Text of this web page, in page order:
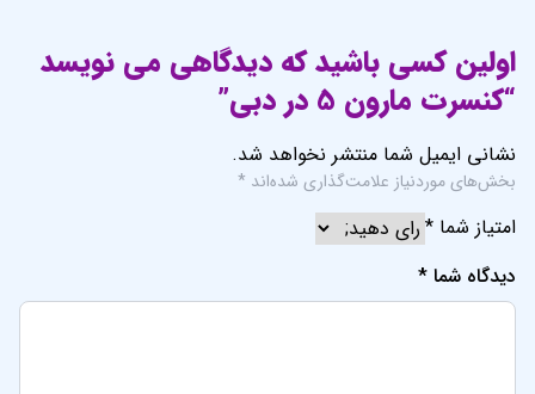
اولین کسی باشید که دیدگاهی می نویسد
“کنسرت مارون 5 در دبی”
نشانی ایمیل شما منتشر نخواهد شد.
بخش‌های موردنیاز علامت‌گذاری شده‌اند *
امتیاز شما *
دیدگاه شما *